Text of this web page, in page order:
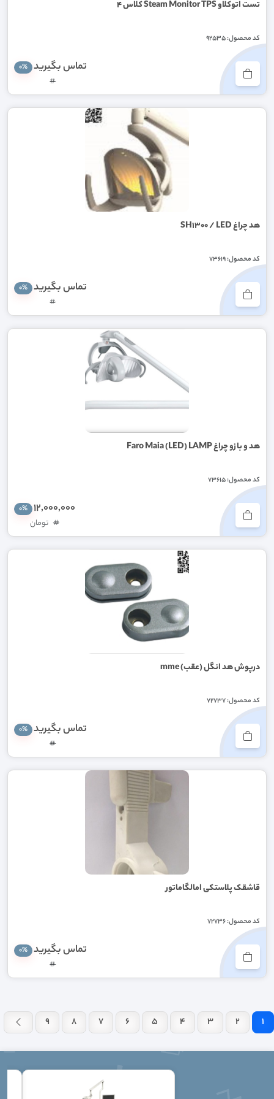
تست اتوکلاو Steam Monitor TPS کلاس ۴
کد محصول: 92535
تماس بگیرید 0%
#
هد چراغ SH1300 / LED
کد محصول: 73619
تماس بگیرید 0%
#
هد و بازو چراغ Faro Maia (LED) LAMP
کد محصول: 73615
12,000,000
0%
# تومان
درپوش هد انگل (عقب) mme
کد محصول: 72737
تماس بگیرید 0%
#
قاشقک پلاستکی امالگاماتور
کد محصول: 72736
تماس بگیرید 0%
#
1
2
3
4
5
6
7
8
9